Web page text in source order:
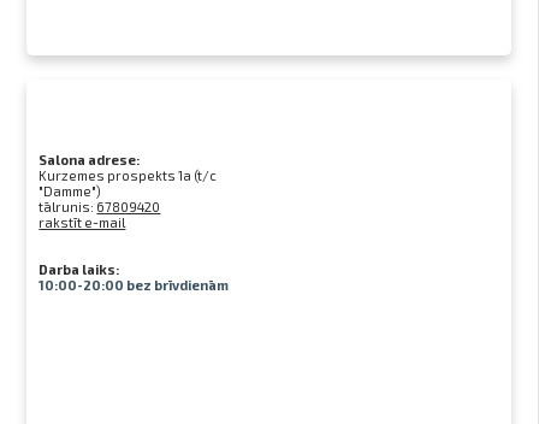
Salona adrese:
Kurzemes prospekts 1a (t/c
"Damme")
tālrunis: 67809420
rakstīt e-mail
Darba laiks:
10:00-20:00 bez brīvdienām